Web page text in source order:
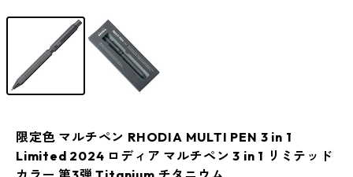
限定色 マルチペン RHODIA MULTI PEN 3 in 1
Limited 2024 ロディア マルチペン 3 in 1 リミテッド